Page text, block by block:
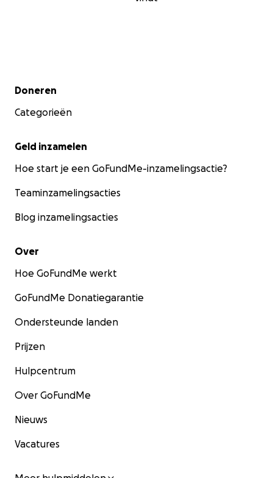
Secundair menu
Doneren
Categorieën
Geld inzamelen
Hoe start je een GoFundMe-inzamelingsactie?
Teaminzamelingsacties
Blog inzamelingsacties
Over
Hoe GoFundMe werkt
GoFundMe Donatiegarantie
Ondersteunde landen
Prijzen
Hulpcentrum
Over GoFundMe
Nieuws
Vacatures